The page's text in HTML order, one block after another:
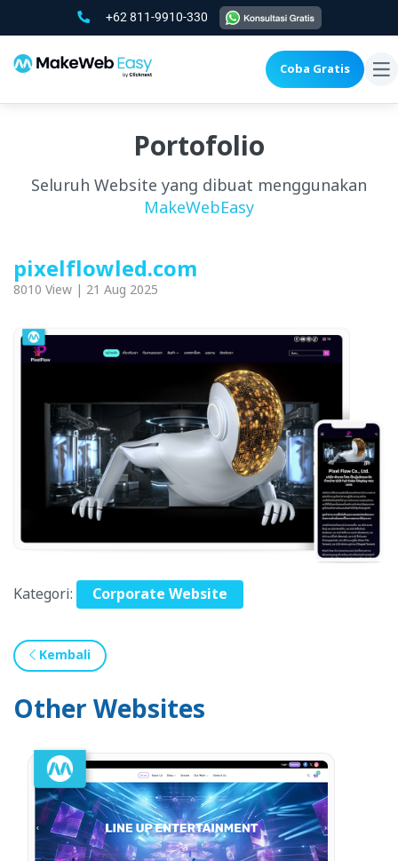
+62 811-9910-330
Coba Gratis
Portofolio
Seluruh Website yang dibuat menggunakan
MakeWebEasy
pixelflowled.com
8010 View | 21 Aug 2025
Kategori: Corporate Website
Kembali
Other Websites